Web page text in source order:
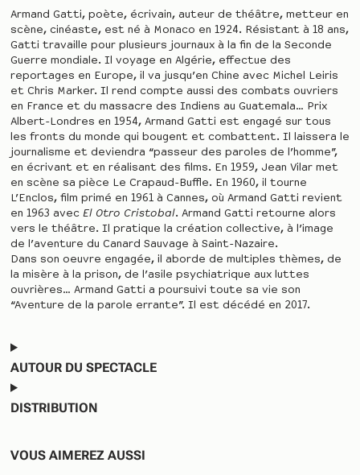
AUTOUR DU SPECTACLE
DISTRIBUTION
Armand Gatti, poète, écrivain, auteur de théâtre, metteur en
scène, cinéaste, est né à Monaco en 1924. Résistant à 18 ans,
Gatti travaille pour plusieurs journaux à la fin de la Seconde
Guerre mondiale. Il voyage en Algérie, effectue des
reportages en Europe, il va jusqu’en Chine avec Michel Leiris
et Chris Marker. Il rend compte aussi des combats ouvriers
en France et du massacre des Indiens au Guatemala… Prix
Albert-Londres en 1954, Armand Gatti est engagé sur tous
les fronts du monde qui bougent et combattent. Il laissera le
journalisme et deviendra “passeur des paroles de l’homme”,
en écrivant et en réalisant des films. En 1959, Jean Vilar met
en scène sa pièce Le Crapaud-Buffle. En 1960, il tourne
L’Enclos, film primé en 1961 à Cannes, où Armand Gatti revient
en 1963 avec El Otro Cristobal. Armand Gatti retourne alors
vers le théâtre. Il pratique la création collective, à l’image
de l’aventure du Canard Sauvage à Saint-Nazaire.
Dans son oeuvre engagée, il aborde de multiples thèmes, de
la misère à la prison, de l’asile psychiatrique aux luttes
ouvrières… Armand Gatti a poursuivi toute sa vie son
“Aventure de la parole errante”. Il est décédé en 2017.
VOUS AIMEREZ AUSSI